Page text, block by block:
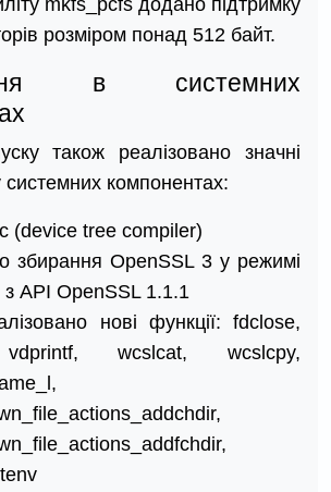
mkfs_pcfs додано підтримку
розміром понад 512 байт.
в системних
також реалізовано значні
компонентах:
(device tree compiler)
збирання OpenSSL 3 у режимі
з API OpenSSL 1.1.1
нові функції: fdclose,
wcslcat, wcslcpy,